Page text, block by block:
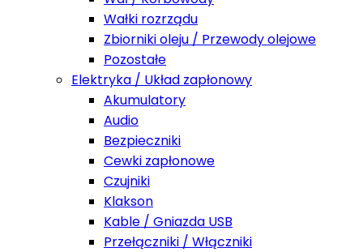
Wałki rozrządu
Zbiorniki oleju / Przewody olejowe
Pozostałe
Elektryka / Układ zapłonowy
Akumulatory
Audio
Bezpieczniki
Cewki zapłonowe
Czujniki
Klakson
Kable / Gniazda USB
Przełączniki / Włączniki